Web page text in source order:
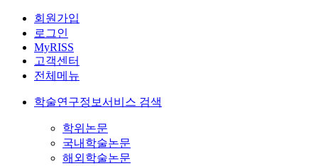
회원가입
로그인
MyRISS
고객센터
전체메뉴
학술연구정보서비스 검색
학위논문
국내학술논문
해외학술논문